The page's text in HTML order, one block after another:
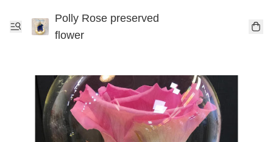
Polly Rose preserved
flower